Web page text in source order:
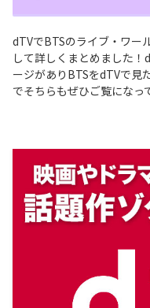
dTVでBTSのライブ・ワー
して詳しくまとめました
ージがありBTSをdTVで見
でそちらもぜひご覧になっ